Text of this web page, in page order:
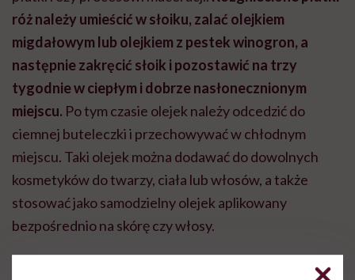
róż należy umieścić w słoiku, zalać olejkiem
migdałowym lub olejkiem z pestek winogron, a
następnie zakręcić słoik i pozostawić na trzy
tygodnie w ciepłym i dobrze nasłonecznionym
miejscu. Po tym czasie olejek należy odcedzić do
ciemnej buteleczki i przechowywać w chłodnym
miejscu. Taki olejek można dodawać do dowolnych
kosmetyków do twarzy, ciała lub włosów, a także
stosować jako samodzielny olejek aplikowany
bezpośrednio na skórę czy włosy.